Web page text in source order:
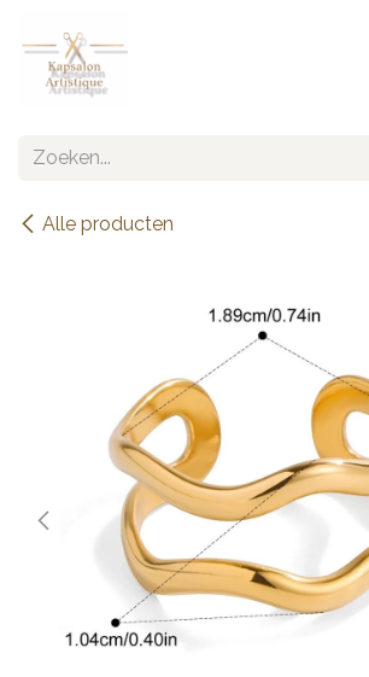
Alle producten